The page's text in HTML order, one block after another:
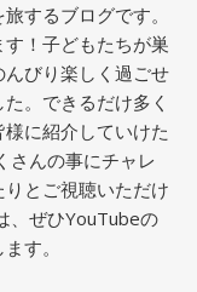
するブログです。
！子どもたちが巣
びり楽しく過ごせ
。できるだけ多く
に紹介していけた
さんの事にチャレ
とご視聴いただけ
、ぜひYouTubeの
す。